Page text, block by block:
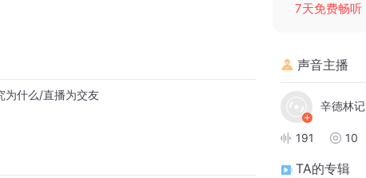
为什么/直播为交友
7天免费畅听
声音主播
辛德林记
191 10
TA的专辑